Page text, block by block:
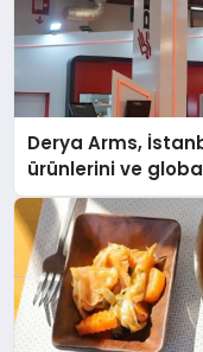
Derya Arms,
ürünlerini ve